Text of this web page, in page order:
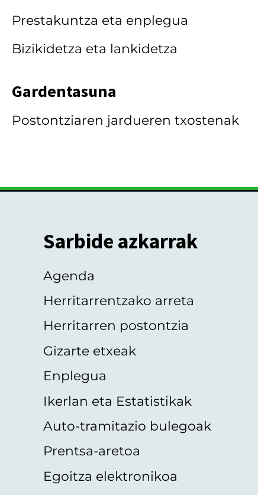
Prestakuntza eta enplegua
Bizikidetza eta lankidetza
Gardentasuna
Postontziaren jardueren txostenak
Sarbide azkarrak
Agenda
Herritarrentzako arreta
Herritarren postontzia
Gizarte etxeak
Enplegua
Ikerlan eta Estatistikak
Auto-tramitazio bulegoak
Prentsa-aretoa
Egoitza elektronikoa